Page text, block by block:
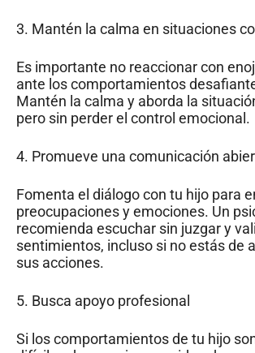
3. Mantén la calma en situaciones
Es importante no reaccionar con
ante los comportamientos
Mantén la calma y aborda la
pero sin perder el control emocional.
4. Promueve una comunicación
Fomenta el diálogo con tu hijo para
preocupaciones y emociones. Un
recomienda escuchar sin juzgar y
sentimientos, incluso si no estás de
sus acciones.
5. Busca apoyo profesional
Si los comportamientos de tu hijo